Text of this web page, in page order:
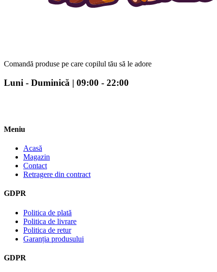
Comandă produse pe care copilul tău să le adore
Luni - Duminică | 09:00 - 22:00
Meniu
Acasă
Magazin
Contact
Retragere din contract
GDPR
Politica de plată
Politica de livrare
Politica de retur
Garanția produsului
GDPR